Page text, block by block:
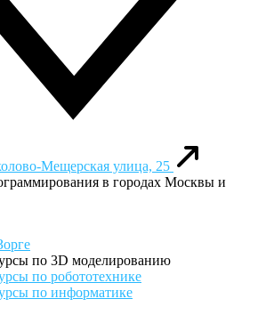
Мещерская улица, 25
в городах Москвы и
по 3D моделированию
по робототехнике
по информатике